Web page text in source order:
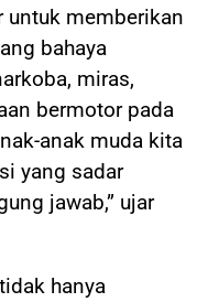
untuk memberikan
bahaya
miras,
bermotor pada
anak muda kita
yang sadar
jawab,” ujar
hanya